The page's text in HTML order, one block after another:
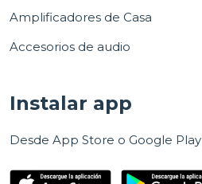
Amplificadores de Casa
Accesorios de audio
Instalar app
Desde App Store o Google Play